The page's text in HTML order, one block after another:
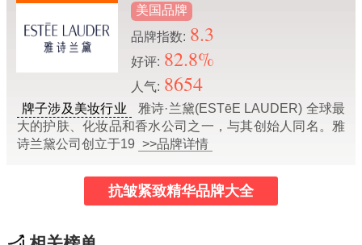
美国品牌
品牌指数: 8.3
好评: 82.8%
人气: 8654
牌子涉及美妆行业
雅诗·兰黛(ESTēE LAUDER) 全球最
大的护肤、化妆品和香水公司之一，与其创始人同名。雅
诗兰黛公司创立于19 >>品牌详情
抗皱紧致精华品牌大全